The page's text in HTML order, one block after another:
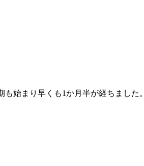
も始まり早くも1か月半が経ちまし